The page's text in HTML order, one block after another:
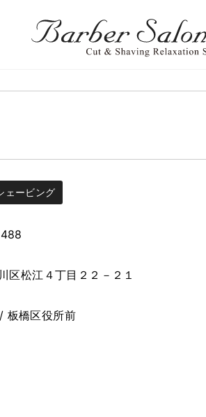
ェービング
区松江４丁目２２－２１
板橋区役所前